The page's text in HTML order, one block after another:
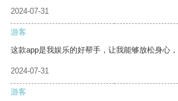
2024-07-31
游客
这款app是我娱乐的好帮手，让我能够放松身心，
2024-07-31
游客